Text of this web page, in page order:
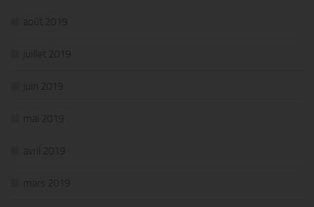
août 2019
juillet 2019
juin 2019
mai 2019
avril 2019
mars 2019